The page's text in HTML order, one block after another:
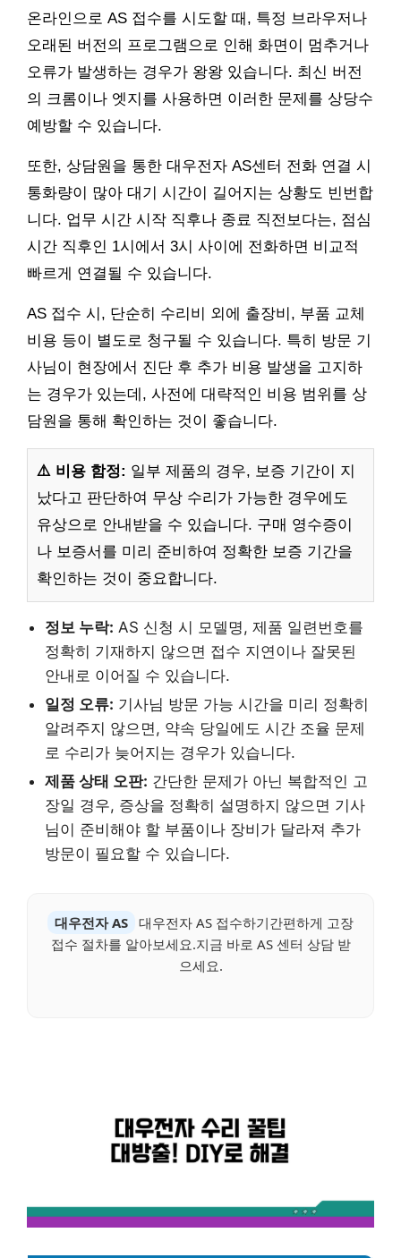
온라인으로 AS 접수를 시도할 때, 특정 브라우저나
오래된 버전의 프로그램으로 인해 화면이 멈추거나
오류가 발생하는 경우가 왕왕 있습니다. 최신 버전
의 크롬이나 엣지를 사용하면 이러한 문제를 상당수
예방할 수 있습니다.
또한, 상담원을 통한 대우전자 AS센터 전화 연결 시
통화량이 많아 대기 시간이 길어지는 상황도 빈번합
니다. 업무 시간 시작 직후나 종료 직전보다는, 점심
시간 직후인 1시에서 3시 사이에 전화하면 비교적
빠르게 연결될 수 있습니다.
AS 접수 시, 단순히 수리비 외에 출장비, 부품 교체
비용 등이 별도로 청구될 수 있습니다. 특히 방문 기
사님이 현장에서 진단 후 추가 비용 발생을 고지하
는 경우가 있는데, 사전에 대략적인 비용 범위를 상
담원을 통해 확인하는 것이 좋습니다.
⚠️ 비용 함정: 일부 제품의 경우, 보증 기간이 지
났다고 판단하여 무상 수리가 가능한 경우에도
유상으로 안내받을 수 있습니다. 구매 영수증이
나 보증서를 미리 준비하여 정확한 보증 기간을
확인하는 것이 중요합니다.
정보 누락: AS 신청 시 모델명, 제품 일련번호를
정확히 기재하지 않으면 접수 지연이나 잘못된
안내로 이어질 수 있습니다.
일정 오류: 기사님 방문 가능 시간을 미리 정확히
알려주지 않으면, 약속 당일에도 시간 조율 문제
로 수리가 늦어지는 경우가 있습니다.
제품 상태 오판: 간단한 문제가 아닌 복합적인 고
장일 경우, 증상을 정확히 설명하지 않으면 기사
님이 준비해야 할 부품이나 장비가 달라져 추가
방문이 필요할 수 있습니다.
대우전자 AS 대우전자 AS 접수하기간편하게 고장
접수 절차를 알아보세요.지금 바로 AS 센터 상담 받
으세요.